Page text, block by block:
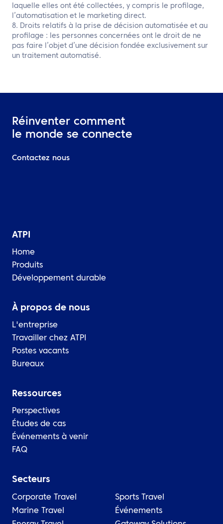
laquelle elles ont été collectées, y compris le profilage,
l’automatisation et le marketing direct.
8. Droits relatifs à la prise de décision automatisée et au
profilage : les personnes concernées ont le droit de ne
pas faire l’objet d’une décision fondée exclusivement sur
un traitement automatisé.
Réinventer comment
le monde se connecte
Contactez nous
ATPI
Home
Produits
Développement durable
À propos de nous
L'entreprise
Travailler chez ATPI
Postes vacants
Bureaux
Ressources
Perspectives
Études de cas
Événements à venir
FAQ
Secteurs
Corporate Travel
Marine Travel
Sports Travel
Événements